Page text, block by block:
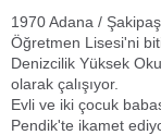
1970 Adana /
Öğretmen Lisesi'ni
Denizcilik Yüksek
olarak çalışıyor.
Evli ve iki çocuk
Pendik'te ikamet